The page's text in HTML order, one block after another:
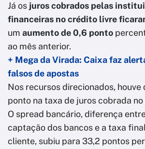
Já os juros cobrados pelas
financeiras no crédito livre
um aumento de 0,6 ponto
ao mês anterior.
+ Mega da Virada: Caixa faz
falsos de apostas
Nos recursos direcionados, houve
ponto na taxa de juros cobrada no
O spread bancário, diferença
captação dos bancos e a taxa
cliente, subiu para 33,2 pontos